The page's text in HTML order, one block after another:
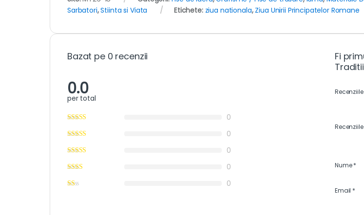
Sarbatori,Stiinta si Viata Etichete: ziua nationala, Ziua Unirii Principatelor Romane
Bazat pe 0 recenzii
0.0
per total
0
0
0
0
0
Fi
Nume*
Email *